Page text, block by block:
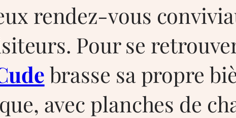
rendez-vous
Pour se
brasse sa propre
avec planches de